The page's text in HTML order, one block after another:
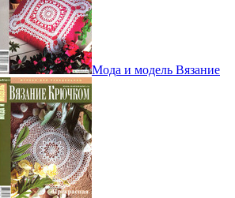
Мода и модель Вязание